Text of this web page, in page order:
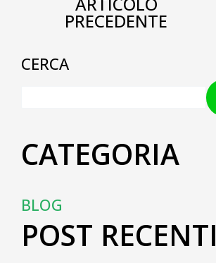
PRECEDENTE
CERCA
CATEGORIA
BLOG
POST RECENTI